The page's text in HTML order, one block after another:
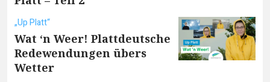
„Up Platt“
Wat ‘n Weer! Plattdeutsche
Redewendungen übers
Wetter